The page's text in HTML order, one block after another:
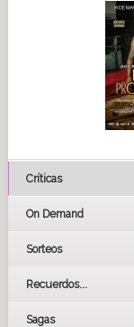
Críticas
On Demand
Sorteos
Recuerdos...
Sagas